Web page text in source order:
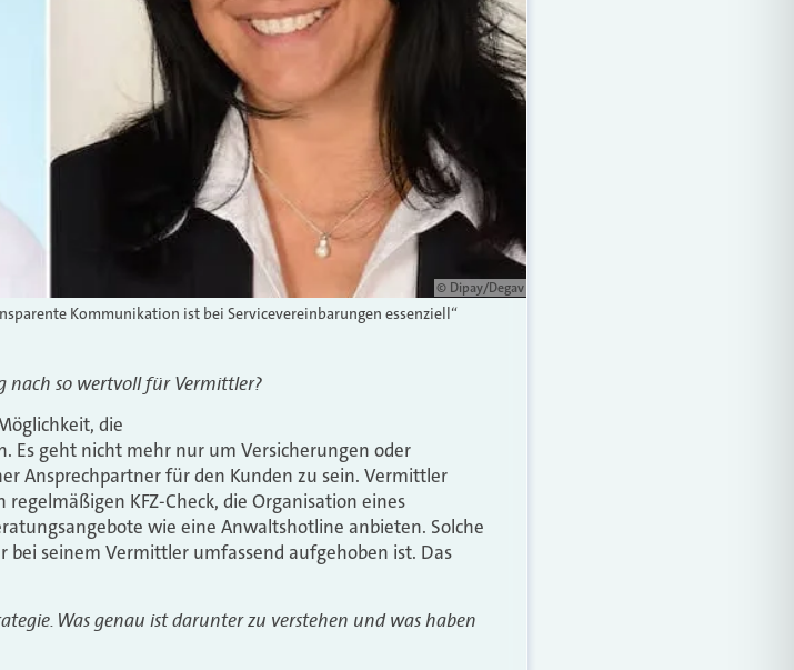
© Dipay/Degav
Kommunikation ist bei Servicevereinbarungen essenziell“
nach so wertvoll für Vermittler?
die
Es geht nicht mehr nur um Versicherungen oder
Ansprechpartner für den Kunden zu sein. Vermittler
KFZ-Check, die Organisation eines
wie eine Anwaltshotline anbieten. Solche
seinem Vermittler umfassend aufgehoben ist. Das
Was genau ist darunter zu verstehen und was haben